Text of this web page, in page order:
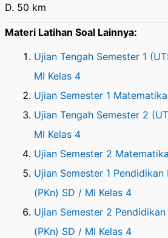
D. 50 km
Materi Latihan Soal Lainnya:
Ujian Tengah Semester 1
MI Kelas 4
Ujian Semester 1
Ujian Tengah Semester 2
MI Kelas 4
Ujian Semester 2
Ujian Semester 1 Pendidikan
(PKn) SD / MI Kelas 4
Ujian Semester 2
(PKn) SD / MI Kelas 4